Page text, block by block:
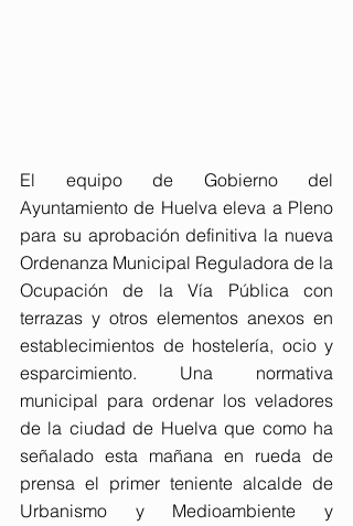
El equipo de Gobierno del
Ayuntamiento de Huelva eleva a Pleno
para su aprobación definitiva la nueva
Ordenanza Municipal Reguladora de la
Ocupación de la Vía Pública con
terrazas y otros elementos anexos en
establecimientos de hostelería, ocio y
esparcimiento. Una normativa
municipal para ordenar los veladores
de la ciudad de Huelva que como ha
señalado esta mañana en rueda de
prensa el primer teniente alcalde de
Urbanismo y Medioambiente y